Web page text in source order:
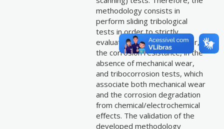
methodology consists in
perform sliding tribological
tests in order to strictly
evaluate the mechanical wear,
the corrosion resistance, in the
absence of mechanical wear,
and tribocorrosion tests, which
associate both mechanical wear
and the corrosion degradation
from chemical/electrochemical
effects. The validation of the
developed methodology